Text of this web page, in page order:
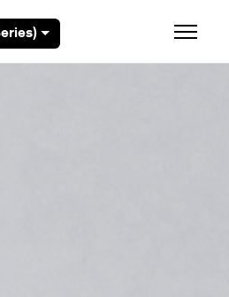
Ouvrir/